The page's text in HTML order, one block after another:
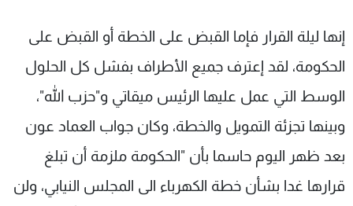
إنها ليلة القرار فإما القبض على الخطة أو القبض على
الحكومة، لقد إعترف جميع الأطراف بفشل كل الحلول
الوسط التي عمل عليها الرئيس ميقاتي و"حزب الله"،
وبينها تجزئة التمويل والخطة، وكان جواب العماد عون
بعد ظهر اليوم حاسما بأن "الحكومة ملزمة أن تبلغ
قرارها غدا بشأن خطة الكهرباء الى المجلس النيابي، ولن